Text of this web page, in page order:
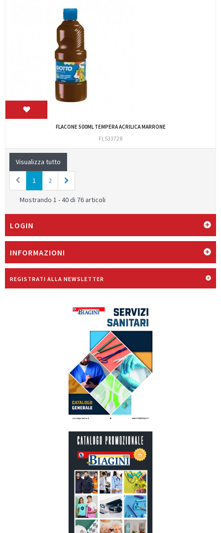
FLACONE 500ML TEMPERA ACRILICA MARRONE
FL533728
Visualizza tutto
1 2
Mostrando 1 - 40 di 76 articoli
LOGIN
INFORMAZIONI
REGISTRATI ALLA NEWSLETTER